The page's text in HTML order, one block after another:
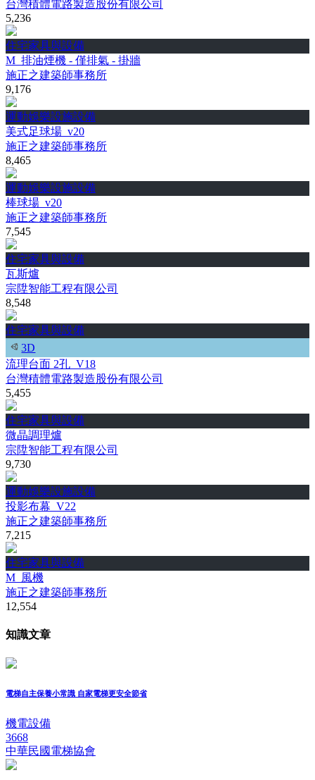
台灣積體電路製造股份有限公司
5,236
住宅家具與設備
M_排油煙機 - 僅排氣 - 掛牆
施正之建築師事務所
9,176
運動娛樂設施設備
美式足球場_v20
施正之建築師事務所
8,465
運動娛樂設施設備
棒球場_v20
施正之建築師事務所
7,545
住宅家具與設備
瓦斯爐
宗陞智能工程有限公司
8,548
住宅家具與設備
3D
流理台面 2孔_V18
台灣積體電路製造股份有限公司
5,455
住宅家具與設備
微晶調理爐
宗陞智能工程有限公司
9,730
運動娛樂設施設備
投影布幕_V22
施正之建築師事務所
7,215
住宅家具與設備
M_風機
施正之建築師事務所
12,554
知識文章
電梯自主保養小常識 自家電梯更安全節省
機電設備
3668
中華民國電梯協會